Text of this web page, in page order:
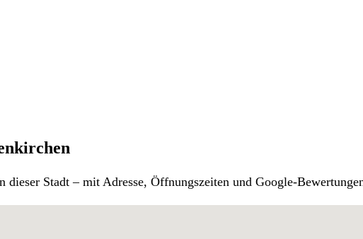
Stadt – mit Adresse, Öffnungszeiten und Google-